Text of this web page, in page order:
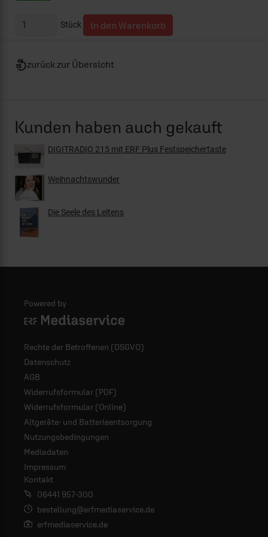
Stück
zurück zur Übersicht
Kunden haben auch gekauft
DIGITRADIO 215 mit ERF Plus Festspeichertaste
Weihnachtswunder
Die Seele des Leitens
Powered by
Logo - ERF Mediaservice
Rechte der Betroffenen (DSGVO)
Datenschutz
AGB
Widerrufsformular (PDF)
Widerrufsformular (Online)
Altgeräte- und Batterieentsorgung
Nutzungsbedingungen
Mediadaten
Impressum
Kontakt
06441 957-300
bestellung@erfmediaservice.de
erfmediaservice.de